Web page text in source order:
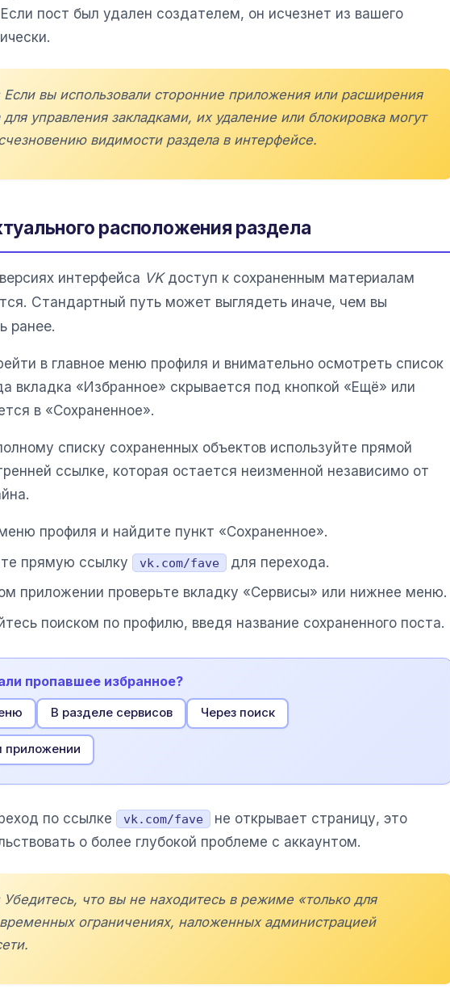
пост был удален создателем, он исчезнет из вашего
вы использовали сторонние приложения или расширения
для управления закладками, их удаление или блокировка могут
видимости раздела в интерфейсе.
расположения раздела
интерфейса VKдоступ к сохраненным материалам
Стандартный путь может выглядеть иначе, чем вы
ранее.
в главное меню профиля и внимательно осмотреть список
вкладка «Избранное» скрывается под кнопкой «Ещё» или
в «Сохраненное».
списку сохраненных объектов используйте прямой
ссылке, которая остается неизменной независимо от
профиля и найдите пункт «Сохраненное».
прямую ссылку
vk.com/fave
для перехода.
приложении проверьте вкладку «Сервисы» или нижнее меню.
поиском по профилю, введя название сохраненного поста.
пропавшее избранное?
В разделе сервисов Через поиск
приложении
по ссылке vk.com/fave
не открывает страницу, это
о более глубокой проблеме с аккаунтом.
что вы не находитесь в режиме «только для
ограничениях, наложенных администрацией